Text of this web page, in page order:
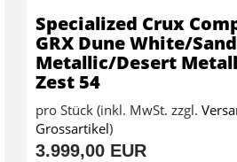
Specialized Crux
GRX Dune White/
Metallic/Desert
Zest 54
pro Stück (inkl. MwSt. zzgl.
Grossartikel)
3.999,00 EUR